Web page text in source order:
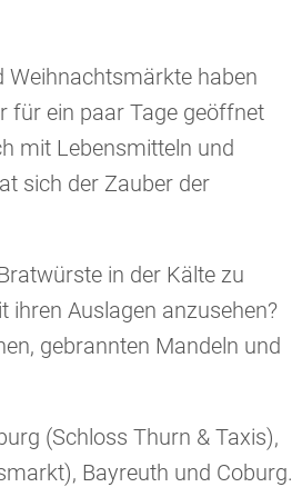
Weihnachtsmärkte haben
für ein paar Tage geöffnet
mit Lebensmitteln und
sich der Zauber der
in der Kälte zu
ihren Auslagen anzusehen?
gebrannten Mandeln und
(Schloss Thurn & Taxis),
Bayreuth und Coburg.